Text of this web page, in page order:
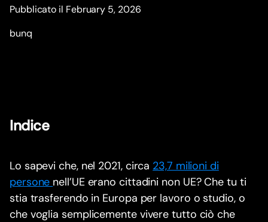
Pubblicato il February 5, 2026
bunq
Indice
Lo sapevi che, nel 2021, circa 23,7 milioni di
persone nell’UE erano cittadini non UE? Che tu ti
stia trasferendo in Europa per lavoro o studio, o
che voglia semplicemente vivere tutto ciò che